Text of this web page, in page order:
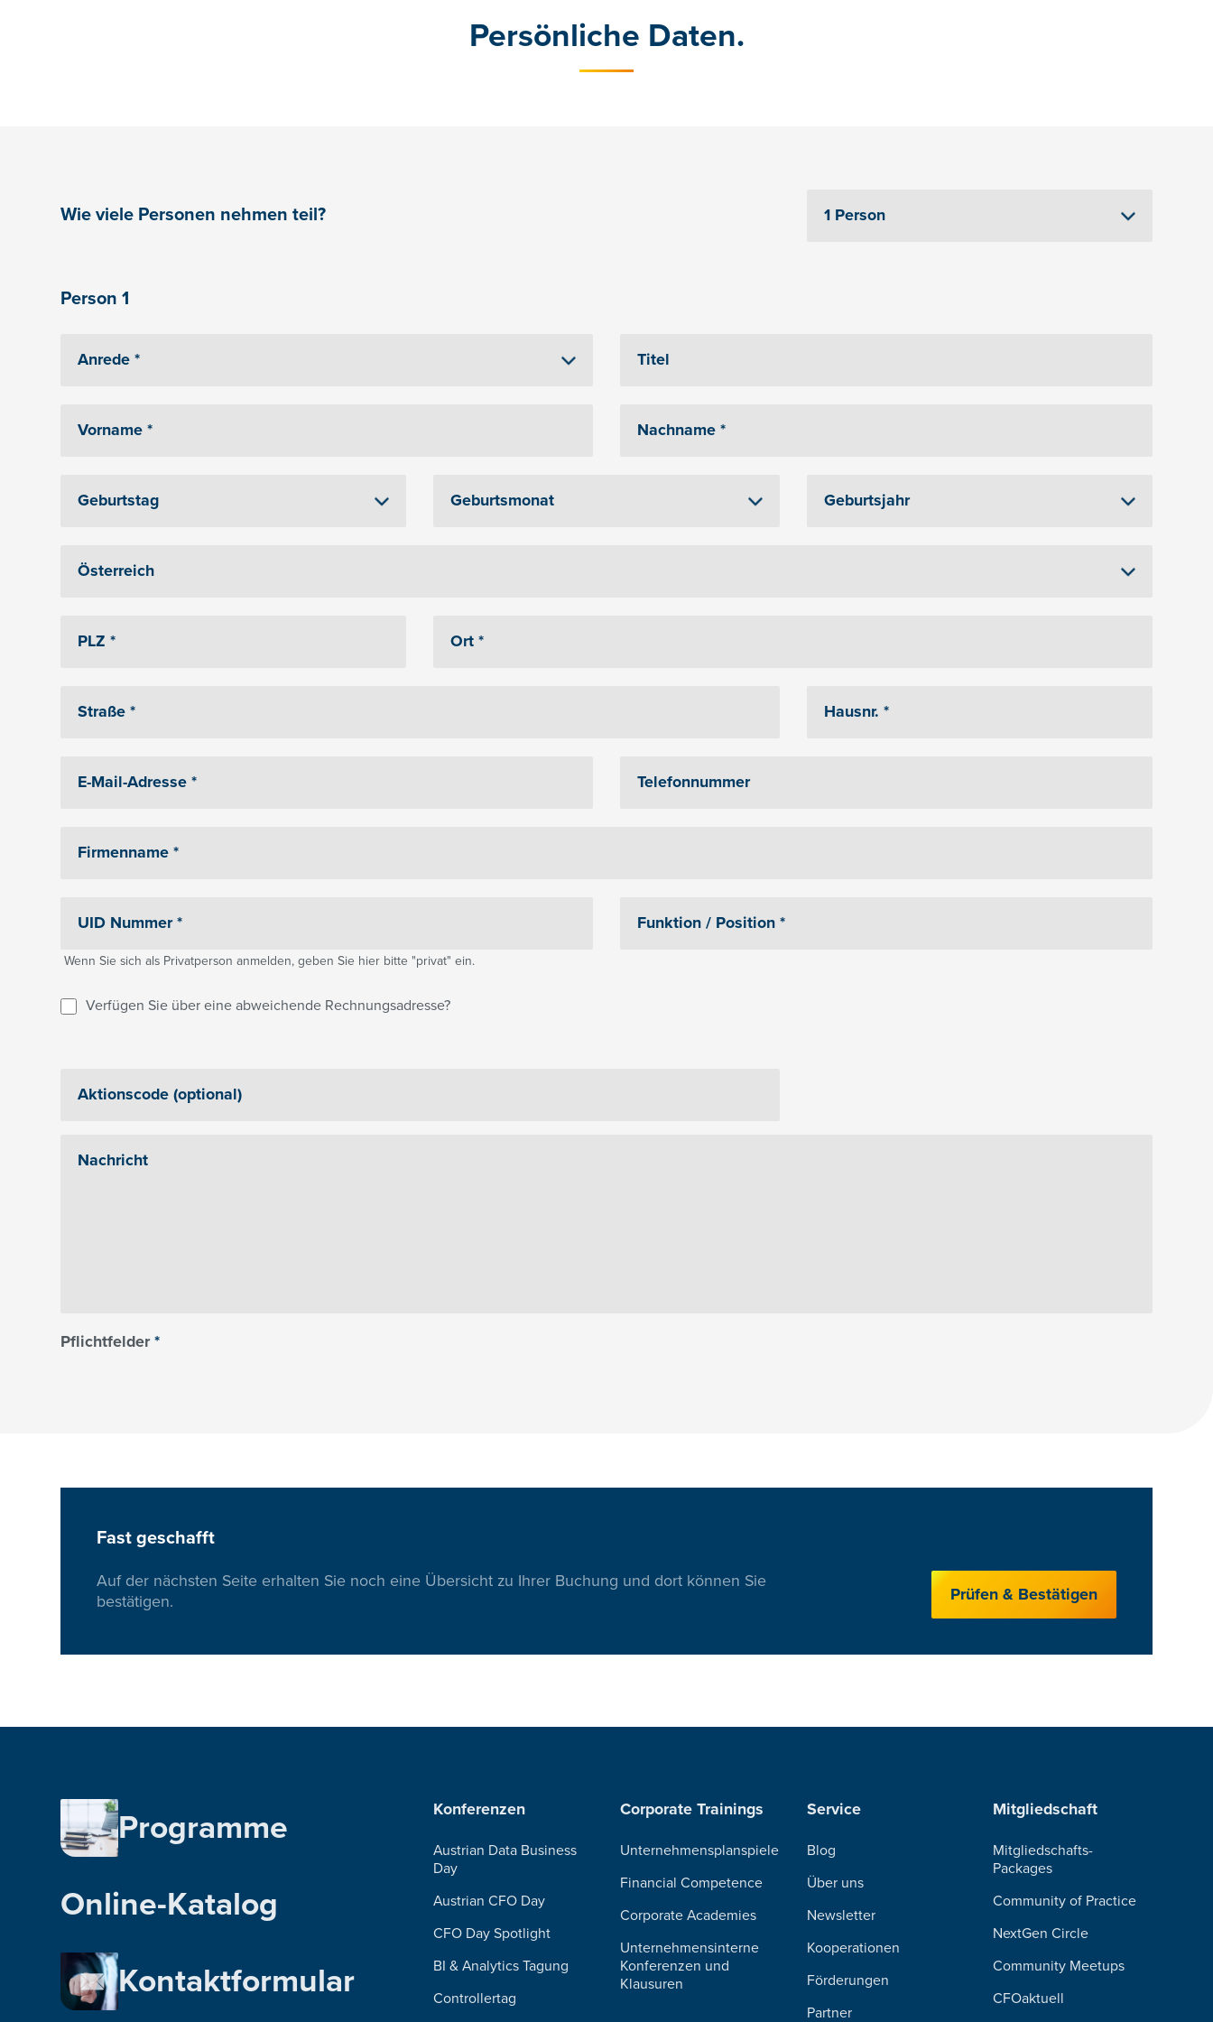
Persönliche Daten.
Wie viele Personen nehmen teil?
Person 1
Wenn Sie sich als Privatperson anmelden, geben Sie hier bitte "privat" ein.
Verfügen Sie über eine abweichende Rechnungsadresse?
Pflichtfelder*
Fast geschafft
Auf der nächsten Seite erhalten Sie noch eine Übersicht zu Ihrer Buchung und dort können Sie
bestätigen.
Prüfen & Bestätigen
Programme
Online-Katalog
Kontaktformular
Konferenzen
Austrian Data Business
Day
Austrian CFO Day
CFO Day Spotlight
BI & Analytics Tagung
Controllertag
Corporate Trainings
Unternehmensplanspiele
Financial Competence
Corporate Academies
Unternehmensinterne
Konferenzen und
Klausuren
Service
Blog
Über uns
Newsletter
Kooperationen
Förderungen
Partner
Mitgliedschaft
Mitgliedschafts-
Packages
Community of Practice
NextGen Circle
Community Meetups
CFOaktuell